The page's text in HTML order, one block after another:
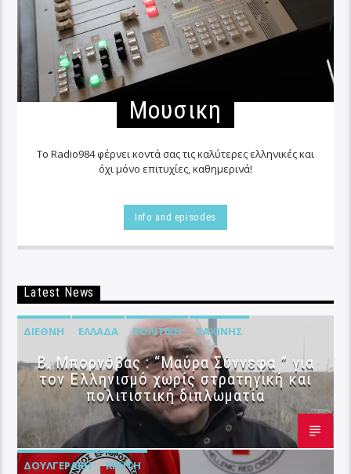
Μουσικη
Το Radio984 φέρνει κοντά σας τις καλύτερες ελληνικές και
όχι μόνο επιτυχίες, καθημερινά!
Info and episodes
Latest News
ΔΙΕΘΝΉ ΕΛΛΆΔΑ ΠΟΛΙΤΙΚΉ ΣΑΧΊΝΗΣ
B. Μπορνόβας : “Μαύρα Σύννεφα ” για
τον Ελληνισμό χωρίς στρατηγική και
πολιτιστική διπλωματία
ΔΟΥΛΓΕΡΆΚΗ ΚΡΉΤΗ